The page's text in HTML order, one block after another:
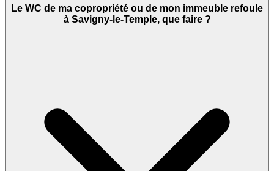
Le WC de ma copropriété ou de mon immeuble refoule
à Savigny-le-Temple, que faire ?